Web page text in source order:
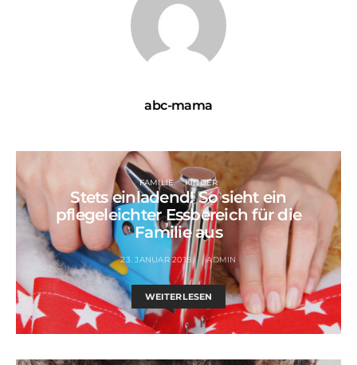
abc-mama
FAMILIE KINDER
Stets einladend! So sieht ein
pflegeleichter Essbereich für die
Familie aus
23. JANUAR 2018 ADMIN
WEITERLESEN